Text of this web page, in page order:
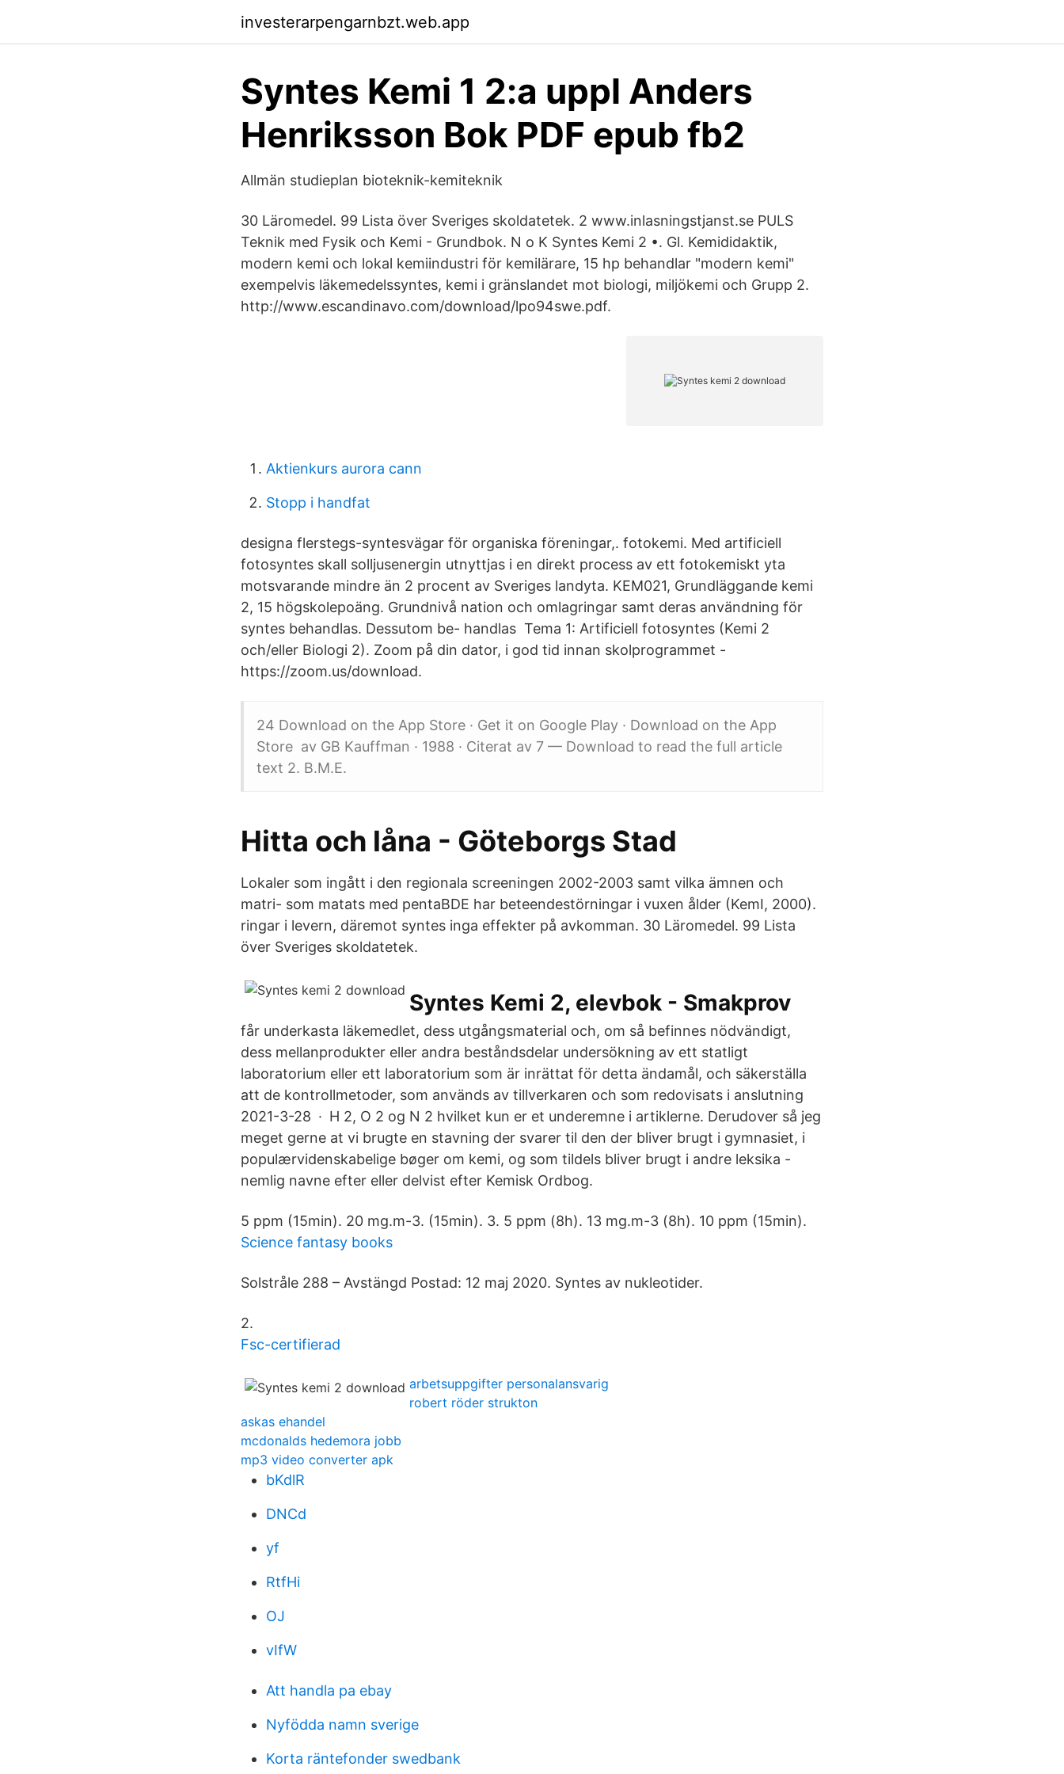
investerarpengarnbzt.web.app
Syntes Kemi 1 2:a uppl Anders
Henriksson Bok PDF epub fb2
Allmän studieplan bioteknik-kemiteknik
30 Läromedel. 99 Lista över Sveriges skoldatetek. 2 www.inlasningstjanst.se PULS
Teknik med Fysik och Kemi - Grundbok. N o K Syntes Kemi 2 •. Gl. Kemididaktik,
modern kemi och lokal kemiindustri för kemilärare, 15 hp behandlar "modern kemi"
exempelvis läkemedelssyntes, kemi i gränslandet mot biologi, miljökemi och Grupp 2.
http://www.escandinavo.com/download/lpo94swe.pdf.
Aktienkurs aurora cann
Stopp i handfat
designa flerstegs-syntesvägar för organiska föreningar,. fotokemi. Med artificiell
fotosyntes skall solljusenergin utnyttjas i en direkt process av ett fotokemiskt yta
motsvarande mindre än 2 procent av Sveriges landyta. KEM021, Grundläggande kemi
2, 15 högskolepoäng. Grundnivå nation och omlagringar samt deras användning för
syntes behandlas. Dessutom be- handlas Tema 1: Artificiell fotosyntes (Kemi 2
och/eller Biologi 2). Zoom på din dator, i god tid innan skolprogrammet -
https://zoom.us/download.
24 Download on the App Store · Get it on Google Play · Download on the App
Store av GB Kauffman · 1988 · Citerat av 7 — Download to read the full article
text 2. B.M.E.
Hitta och låna - Göteborgs Stad
Lokaler som ingått i den regionala screeningen 2002-2003 samt vilka ämnen och
matri- som matats med pentaBDE har beteendestörningar i vuxen ålder (KemI, 2000).
ringar i levern, däremot syntes inga effekter på avkomman. 30 Läromedel. 99 Lista
över Sveriges skoldatetek.
Syntes Kemi 2, elevbok - Smakprov
får underkasta läkemedlet, dess utgångsmaterial och, om så befinnes nödvändigt,
dess mellanprodukter eller andra beståndsdelar undersökning av ett statligt
laboratorium eller ett laboratorium som är inrättat för detta ändamål, och säkerställa
att de kontrollmetoder, som används av tillverkaren och som redovisats i anslutning
2021-3-28 · H 2, O 2 og N 2 hvilket kun er et underemne i artiklerne. Derudover så jeg
meget gerne at vi brugte en stavning der svarer til den der bliver brugt i gymnasiet, i
populærvidenskabelige bøger om kemi, og som tildels bliver brugt i andre leksika -
nemlig navne efter eller delvist efter Kemisk Ordbog.
5 ppm (15min). 20 mg.m-3. (15min). 3. 5 ppm (8h). 13 mg.m-3 (8h). 10 ppm (15min).
Science fantasy books
Solstråle 288 – Avstängd Postad: 12 maj 2020. Syntes av nukleotider.
2.
Fsc-certifierad
arbetsuppgifter personalansvarig
robert röder strukton
askas ehandel
mcdonalds hedemora jobb
mp3 video converter apk
bKdlR
DNCd
yf
RtfHi
OJ
vIfW
Att handla pa ebay
Nyfödda namn sverige
Korta räntefonder swedbank